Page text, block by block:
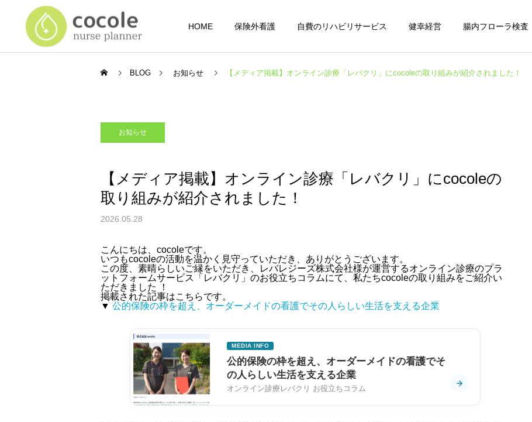
HOME 保険外看護 自費のリハビリサービス 健幸経営 腸内フローラ検査
BLOG お知らせ 【メディア掲載】オンライン診療「レバクリ」にcocoleの取り組みが紹介されました！
お知らせ
【メディア掲載】オンライン診療「レバクリ」にcocoleの
取り組みが紹介されました！
2026.05.28
こんにちは、cocoleです。
いつもcocoleの活動を温かく見守っていただき、ありがとうございます。
この度、素晴らしいご縁をいただき、レバレジーズ株式会社様が運営するオンライン診療のプラ
ットフォームサービス「レバクリ」のお役立ちコラムにて、私たちcocoleの取り組みをご紹介い
ただきました
！
掲載された記事はこちらです。
▼ 公的保険の枠を超え、オーダーメイドの看護でその人らしい生活を支える企業
MEDIA INFO
公的保険の枠を超え、オーダーメイドの看護でそ
の人らしい生活を支える企業
オンライン診療レバクリ お役立ちコラム